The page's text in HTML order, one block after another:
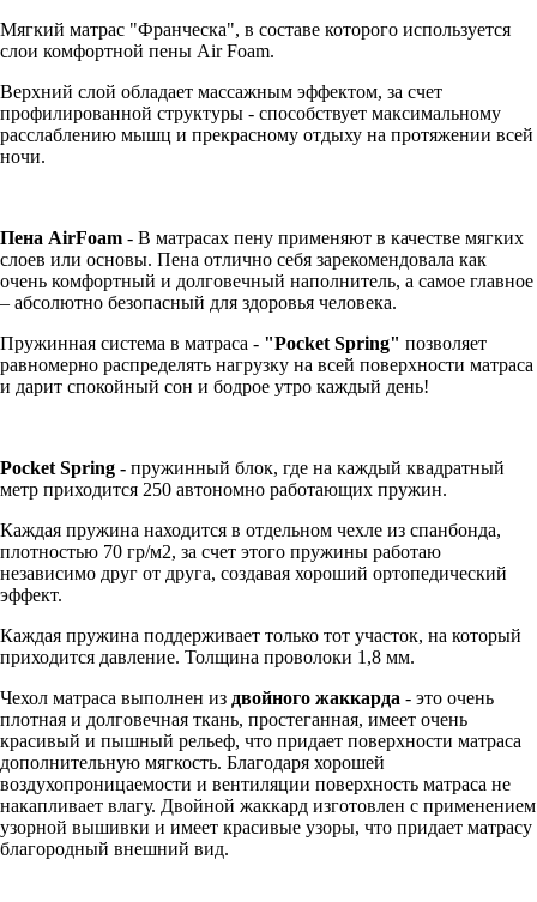
Мягкий матрас "Франческа", в составе которого используется
слои комфортной пены Air Foam.
Верхний слой обладает массажным эффектом, за счет
профилированной структуры - способствует максимальному
расслаблению мышц и прекрасному отдыху на протяжении всей
ночи.
Пена AirFoam - В матрасах пену применяют в качестве мягких
слоев или основы. Пена отлично себя зарекомендовала как
очень комфортный и долговечный наполнитель, а самое главное
– абсолютно безопасный для здоровья человека.
Пружинная система в матраса - "Pocket Spring" позволяет
равномерно распределять нагрузку на всей поверхности матраса
и дарит спокойный сон и бодрое утро каждый день!
Pocket Spring - пружинный блок, где на каждый квадратный
метр приходится 250 автономно работающих пружин.
Каждая пружина находится в отдельном чехле из спанбонда,
плотностью 70 гр/м2, за счет этого пружины работаю
независимо друг от друга, создавая хороший ортопедический
эффект.
Каждая пружина поддерживает только тот участок, на который
приходится давление. Толщина проволоки 1,8 мм.
Чехол матраса выполнен из двойного жаккарда - это очень
плотная и долговечная ткань, простеганная, имеет очень
красивый и пышный рельеф, что придает поверхности матраса
дополнительную мягкость. Благодаря хорошей
воздухопроницаемости и вентиляции поверхность матраса не
накапливает влагу. Двойной жаккард изготовлен с применением
узорной вышивки и имеет красивые узоры, что придает матрасу
благородный внешний вид.